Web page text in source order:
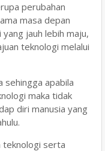
perubahan
masa depan
jauh lebih maju,
teknologi melalui
sehingga apabila
maka tidak
diri manusia yang
teknologi serta